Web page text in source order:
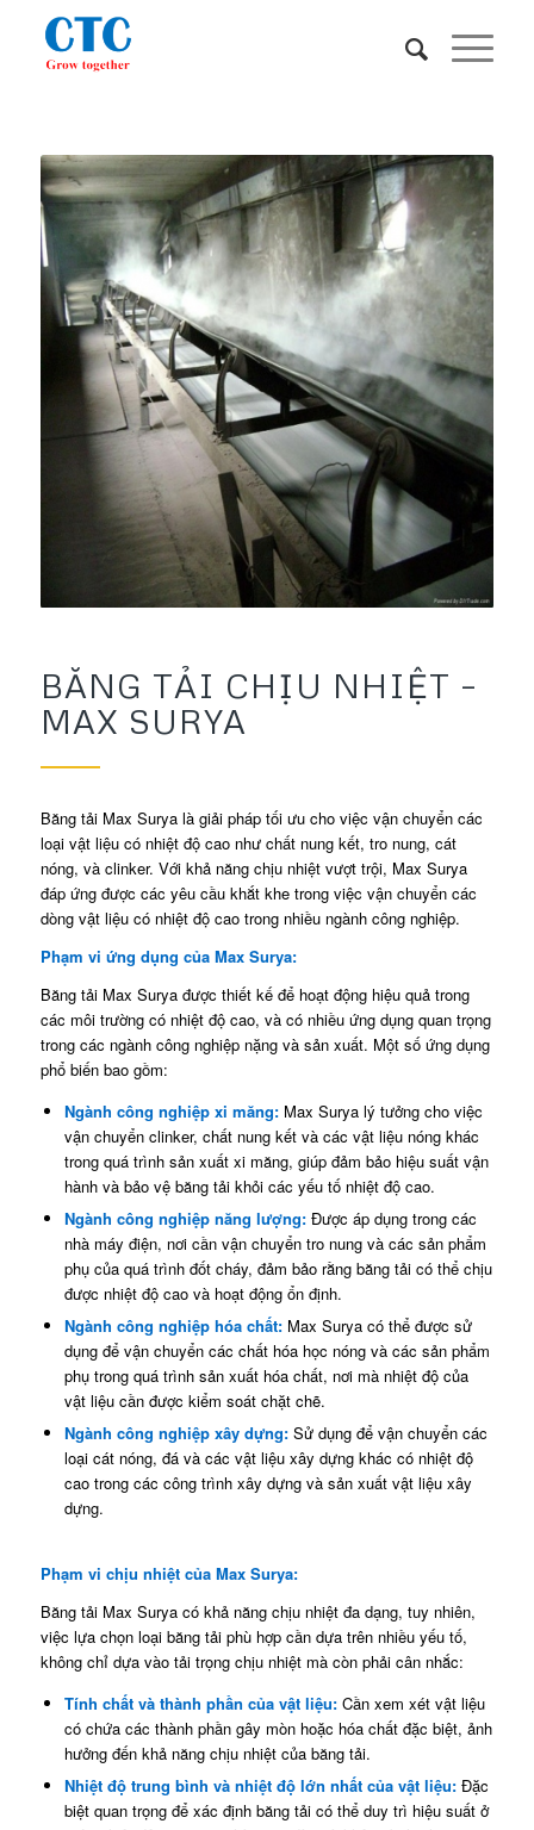
BĂNG TẢI CHỊU NHIỆT –
MAX SURYA
Băng tải Max Surya là giải pháp tối ưu cho việc vận chuyển các
loại vật liệu có nhiệt độ cao như chất nung kết, tro nung, cát
nóng, và clinker. Với khả năng chịu nhiệt vượt trội, Max Surya
đáp ứng được các yêu cầu khắt khe trong việc vận chuyển các
dòng vật liệu có nhiệt độ cao trong nhiều ngành công nghiệp.
Phạm vi ứng dụng của Max Surya:
Băng tải Max Surya được thiết kế để hoạt động hiệu quả trong
các môi trường có nhiệt độ cao, và có nhiều ứng dụng quan trọng
trong các ngành công nghiệp nặng và sản xuất. Một số ứng dụng
phổ biến bao gồm:
Ngành công nghiệp xi măng:Max Surya lý tưởng cho việc
vận chuyển clinker, chất nung kết và các vật liệu nóng khác
trong quá trình sản xuất xi măng, giúp đảm bảo hiệu suất vận
hành và bảo vệ băng tải khỏi các yếu tố nhiệt độ cao.
Ngành công nghiệp năng lượng:Được áp dụng trong các
nhà máy điện, nơi cần vận chuyển tro nung và các sản phẩm
phụ của quá trình đốt cháy, đảm bảo rằng băng tải có thể chịu
được nhiệt độ cao và hoạt động ổn định.
Ngành công nghiệp hóa chất:Max Surya có thể được sử
dụng để vận chuyển các chất hóa học nóng và các sản phẩm
phụ trong quá trình sản xuất hóa chất, nơi mà nhiệt độ của
vật liệu cần được kiểm soát chặt chẽ.
Ngành công nghiệp xây dựng:Sử dụng để vận chuyển các
loại cát nóng, đá và các vật liệu xây dựng khác có nhiệt độ
cao trong các công trình xây dựng và sản xuất vật liệu xây
dựng.
Phạm vi chịu nhiệt của Max Surya:
Băng tải Max Surya có khả năng chịu nhiệt đa dạng, tuy nhiên,
việc lựa chọn loại băng tải phù hợp cần dựa trên nhiều yếu tố,
không chỉ dựa vào tải trọng chịu nhiệt mà còn phải cân nhắc:
Tính chất và thành phần của vật liệu:Cần xem xét vật liệu
có chứa các thành phần gây mòn hoặc hóa chất đặc biệt, ảnh
hưởng đến khả năng chịu nhiệt của băng tải.
Nhiệt độ trung bình và nhiệt độ lớn nhất của vật liệu:Đặc
biệt quan trọng để xác định băng tải có thể duy trì hiệu suất ở